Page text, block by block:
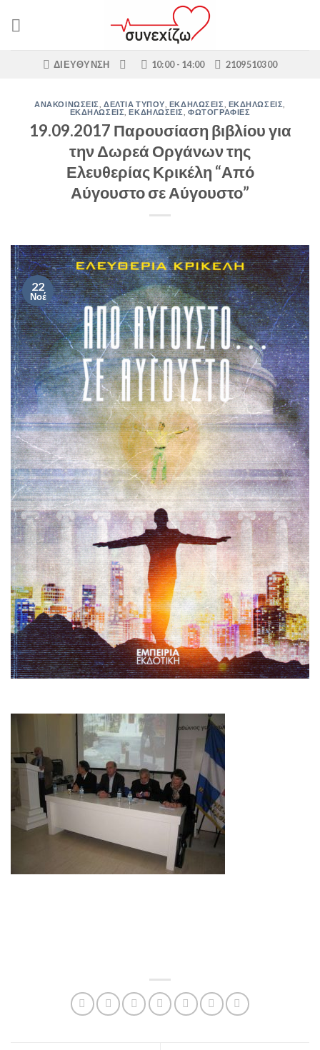
ΔΙΕΎΘΥΝΣΗ 10:00 - 14:00 2109510300
ΑΝΑΚΟΙΝΏΣΕΙΣ ,ΔΕΛΤΊΑ ΤΎΠΟΥ ΕΚΔΗΛΩΣΕΙΣ ΕΚΔΗΛΩΣΕΙΣ
ΕΚΔΗΛΩΣΕΙΣ ,ΕΚΔΗΛΩΣΕΙΣ ,ΦΩΤΟΓΡΑΦΊΕΣ
19.09.2017 Παρουσίαση βιβλίου για
την Δωρεά Οργάνων της
Ελευθερίας Κρικέλη “Από
Αύγουστο σε Αύγουστο”
22
Νοέ